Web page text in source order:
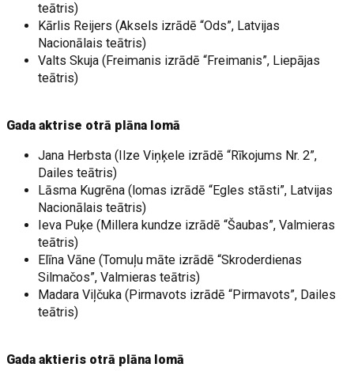
teātris)
Kārlis Reijers (Aksels izrādē “Ods”, Latvijas
Nacionālais teātris)
Valts Skuja (Freimanis izrādē “Freimanis”, Liepājas
teātris)
Gada aktrise otrā plāna lomā
Jana Herbsta (Ilze Viņķele izrādē “Rīkojums Nr. 2”,
Dailes teātris)
Lāsma Kugrēna (lomas izrādē “Egles stāsti”, Latvijas
Nacionālais teātris)
Ieva Puķe (Millera kundze izrādē “Šaubas”, Valmieras
teātris)
Elīna Vāne (Tomuļu māte izrādē “Skroderdienas
Silmačos”, Valmieras teātris)
Madara Viļčuka (Pirmavots izrādē “Pirmavots”, Dailes
teātris)
Gada aktieris otrā plāna lomā